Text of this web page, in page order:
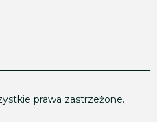
prawa zastrzeżone.